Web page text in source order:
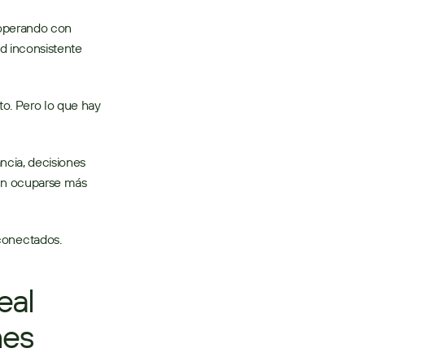
con
inconsistente
Pero lo que hay
decisiones
ocuparse más